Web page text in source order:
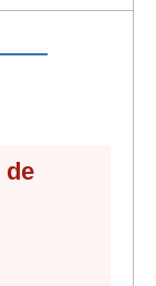
de